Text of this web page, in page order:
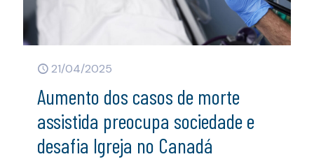
21/04/2025
Aumento dos casos de morte
assistida preocupa sociedade e
desafia Igreja no Canadá